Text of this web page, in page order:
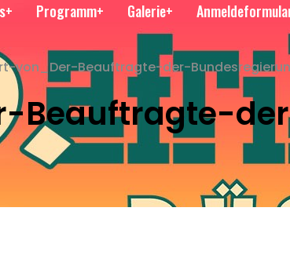
Programm+ Galerie+
von_Der-Beauftragte-der-
Beauftragte-